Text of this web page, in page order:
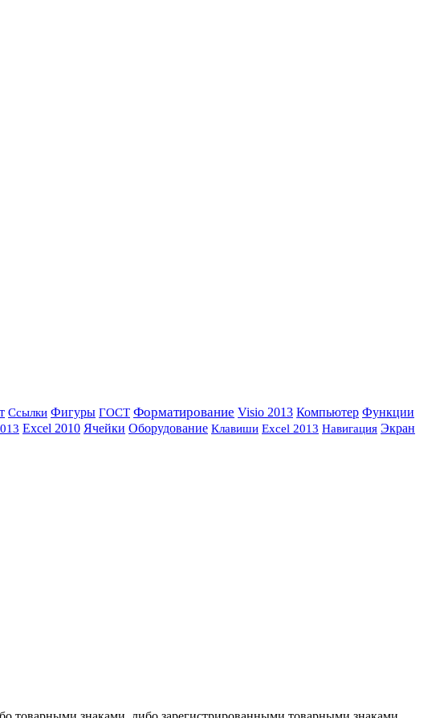
Ссылки Фигуры ГОСТ Форматирование Visio 2013 Компьютер Функции
Excel 2010 Ячейки Оборудование Клавиши Excel 2013 Навигация Экран